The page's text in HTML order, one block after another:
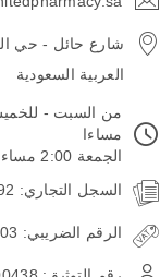
شارع حائل - حي
العربية السعودية
مساءا
الجمعة 2:00 مساءا - 10:00 مساءا
السجل التجاري: 4030072592
الرقم الضريبي: 300211666300003